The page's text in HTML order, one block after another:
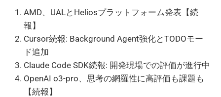
AMD、UALとHeliosプラットフォーム発表【続
報】
Cursor続報: Background Agent強化とTODOモー
ド追加
Claude Code SDK続報: 開発現場での評価が進行中
OpenAI o3-pro、思考の網羅性に高評価も課題も
【続報】